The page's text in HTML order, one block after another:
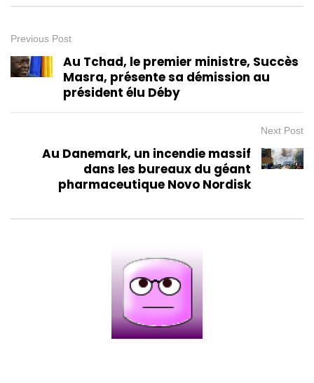
Previous Post
Au Tchad, le premier ministre, Succès
Masra, présente sa démission au
président élu Déby
Next Post
Au Danemark, un incendie massif
dans les bureaux du géant
pharmaceutique Novo Nordisk